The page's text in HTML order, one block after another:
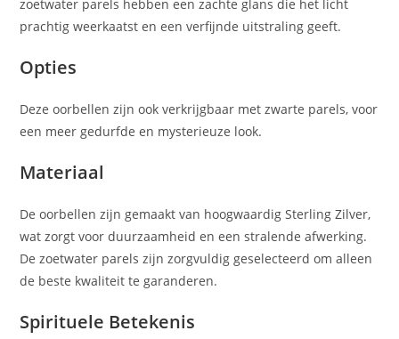
zoetwater parels hebben een zachte glans die het licht
prachtig weerkaatst en een verfijnde uitstraling geeft.
Opties
Deze oorbellen zijn ook verkrijgbaar met zwarte parels, voor
een meer gedurfde en mysterieuze look.
Materiaal
De oorbellen zijn gemaakt van hoogwaardig Sterling Zilver,
wat zorgt voor duurzaamheid en een stralende afwerking.
De zoetwater parels zijn zorgvuldig geselecteerd om alleen
de beste kwaliteit te garanderen.
Spirituele Betekenis